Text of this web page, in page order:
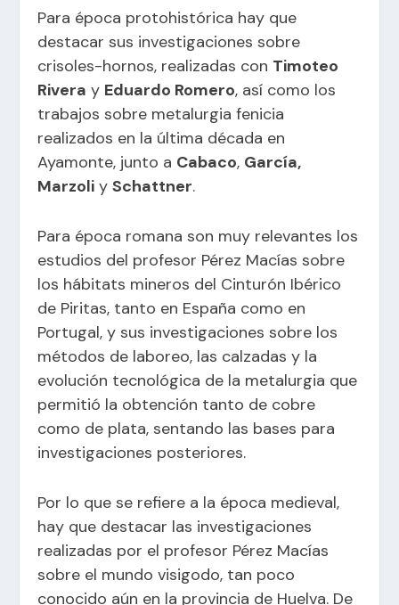
Para época protohistórica hay que
destacar sus investigaciones sobre
crisoles-hornos, realizadas con Timoteo
Rivera y Eduardo Romero, así como los
trabajos sobre metalurgia fenicia
realizados en la última década en
Ayamonte, junto a Cabaco, García,
Marzoli ySchattner.
Para época romana son muy relevantes los
estudios del profesor Pérez Macías sobre
los hábitats mineros del Cinturón Ibérico
de Piritas, tanto en España como en
Portugal, y sus investigaciones sobre los
métodos de laboreo, las calzadas y la
evolución tecnológica de la metalurgia que
permitió la obtención tanto de cobre
como de plata, sentando las bases para
investigaciones posteriores.
Por lo que se refiere a la época medieval,
hay que destacar las investigaciones
realizadas por el profesor Pérez Macías
sobre el mundo visigodo, tan poco
conocido aún en la provincia de Huelva. De